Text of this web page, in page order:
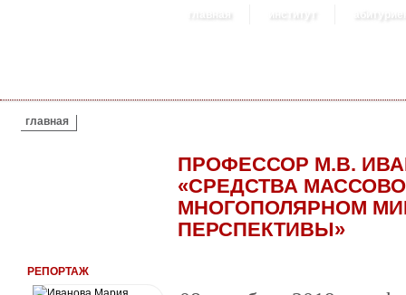
главная институт
ВЫ ЗДЕСЬ
главная
ПРОФЕССОР М.В.
«СРЕДСТВА
МНОГОПОЛЯРНОМ
ПЕРСПЕКТИВЫ»
РЕПОРТАЖ